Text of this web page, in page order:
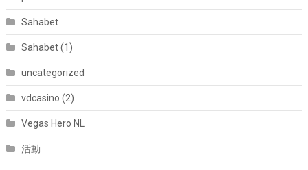
Sahabet
Sahabet (1)
uncategorized
vdcasino (2)
Vegas Hero NL
活動